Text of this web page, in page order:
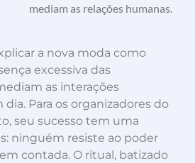
mediam as relações humanas.
a nova moda como
excessiva das
as interações
Para os organizadores do
seu sucesso tem uma
ninguém resiste ao poder
contada. O ritual, batizado